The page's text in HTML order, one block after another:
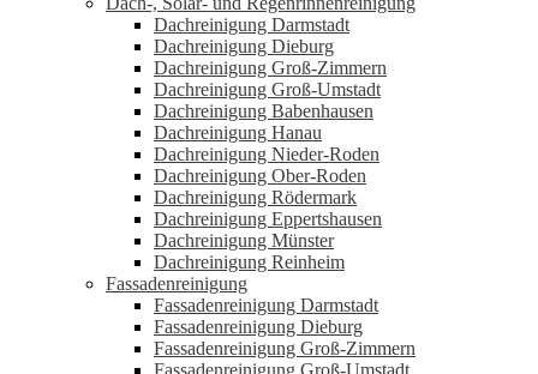
Dachreinigung Darmstadt
Dachreinigung Dieburg
Dachreinigung Groß-Zimmern
Dachreinigung Groß-Umstadt
Dachreinigung Babenhausen
Dachreinigung Hanau
Dachreinigung Nieder-Roden
Dachreinigung Ober-Roden
Dachreinigung Rödermark
Dachreinigung Eppertshausen
Dachreinigung Münster
Dachreinigung Reinheim
Fassadenreinigung
Fassadenreinigung Darmstadt
Fassadenreinigung Dieburg
Fassadenreinigung Groß-Zimmern
Fassadenreinigung Groß-Umstadt